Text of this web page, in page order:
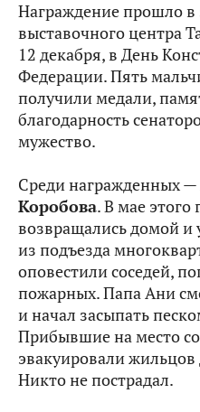
Награждение прошло
выставочного центра
12 декабря, в День
Федерации. Пять
получили медали,
благодарность
мужество.
Среди награжденных —
Коробова. В мае этого
возвращались домой и
из подъезда
оповестили соседей,
пожарных. Папа Ани
и начал засыпать
Прибывшие на место
эвакуировали
Никто не пострадал.